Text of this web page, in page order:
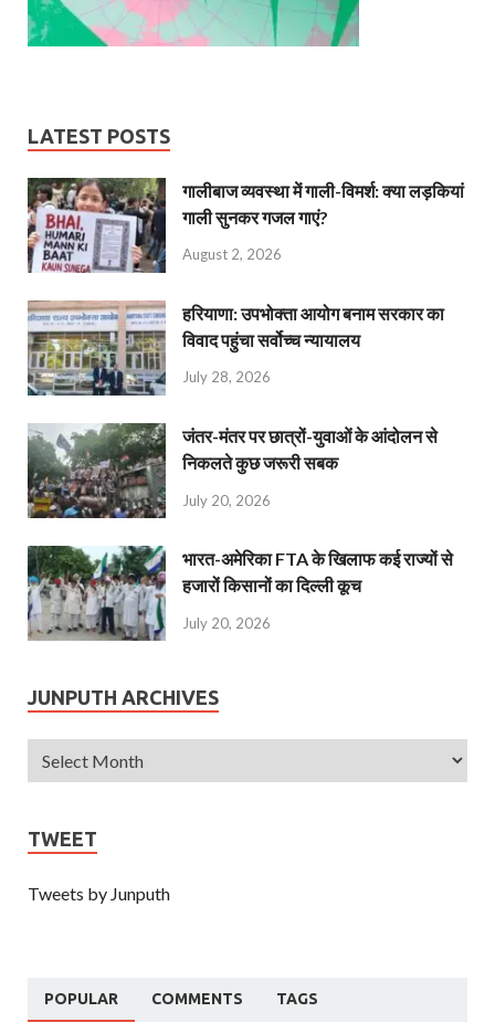
LATEST POSTS
गालीबाज व्‍यवस्‍था में गाली-विमर्श: क्या लड़कियां
गाली सुनकर गजल गाएं?
August 2, 2026
हरियाणा: उपभोक्ता आयोग बनाम सरकार का
विवाद पहुंचा सर्वोच्च न्यायालय
July 28, 2026
जंतर-मंतर पर छात्रों-युवाओं के आंदोलन से
निकलते कुछ जरूरी सबक
July 20, 2026
भारत-अमेरिका FTA के खिलाफ कई राज्यों से
हजारों किसानों का दिल्ली कूच
July 20, 2026
JUNPUTH ARCHIVES
TWEET
Tweets by Junputh
POPULAR COMMENTS TAGS